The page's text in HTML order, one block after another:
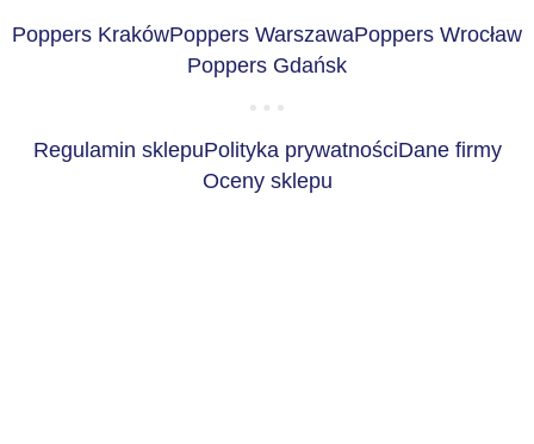
Poppers KrakówPoppers WarszawaPoppers Wrocław
Poppers Gdańsk
Regulamin sklepuPolityka prywatnościDane firmy
Oceny sklepu